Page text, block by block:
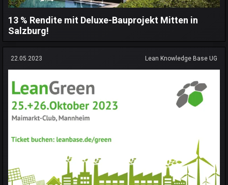
13 % Rendite mit Deluxe-Bauprojekt Mitten in
Salzburg!
22.05.2023 Lean Knowledge Base UG